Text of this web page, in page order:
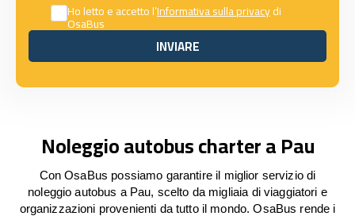
Ho letto e accetto l’Informativa sulla privacydi
OsaBus
INVIARE
INVIARE
Noleggio autobus charter a Pau
Con OsaBus possiamo garantire il miglior servizio di
noleggio autobus a Pau, scelto da migliaia di viaggiatori e
organizzazioni provenienti da tutto il mondo. OsaBus rende i